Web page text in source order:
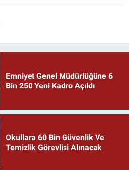
Emniyet Genel Müdürlüğüne 6
Bin 250 Yeni Kadro Açıldı
Okullara 60 Bin Güvenlik Ve
Temizlik Görevlisi Alınacak